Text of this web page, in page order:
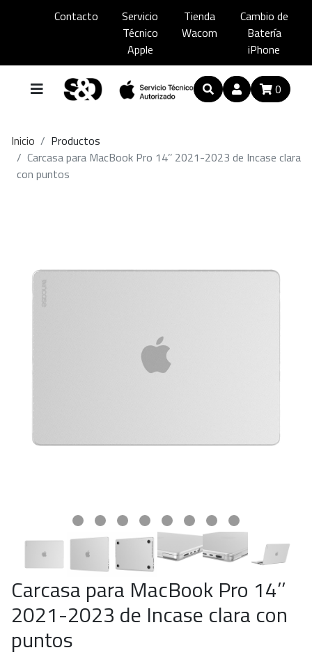
Contacto
Servicio
Técnico
Apple
Tienda
Wacom
Cambio de
Batería
iPhone
0
Inicio
Productos
Carcasa para MacBook Pro 14’’ 2021-2023 de Incase clara
con puntos
Carcasa para MacBook Pro 14’’
2021-2023 de Incase clara con
puntos